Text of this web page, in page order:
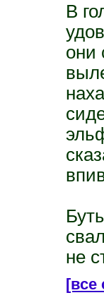
В
они
не
[все